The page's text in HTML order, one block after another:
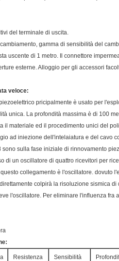
del terminale di uscita.
gamma di sensibilità del
uscente di 1 metro. Il connettore
esterne. Alloggio per gli accessori
veloce:
pricipalmente è usato per
unica. La profondità massima è di 100
il materiale ed il procedimento unici del
ad iniezione dell'intelaiatura e del cavo
sono sulla fase iniziale di rinnovamento
di un oscillatore di quattro ricevitori per
collegamento è l'oscillatore. dovuto
colpirà la risoluzione sismica
l'oscillatore. Per eliminare l'influenza
Resistenza
Sensibilità